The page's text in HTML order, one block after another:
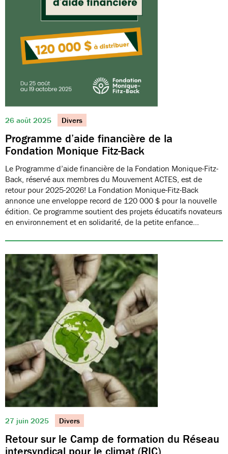
26 août 2025 Divers
Programme d’aide financière de la
Fondation Monique Fitz-Back
Le Programme d’aide financière de la Fondation Monique-Fitz-
Back, réservé aux membres du Mouvement ACTES, est de
retour pour 2025-2026! La Fondation Monique-Fitz-Back
annonce une enveloppe record de 120 000 $ pour la nouvelle
édition. Ce programme soutient des projets éducatifs novateurs
en environnement et en solidarité, de la petite enfance…
27 juin 2025 Divers
Retour sur le Camp de formation du Réseau
intersyndical pour le climat (RIC)